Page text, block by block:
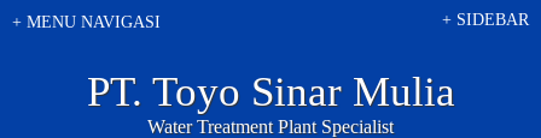
+ MENU NAVIGASI
PT. Toyo Sinar Mulia
Water Treatment Plant Specialist
+ SIDEBAR